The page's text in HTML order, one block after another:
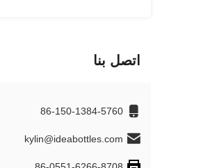
اتصل بنا
86-150-1384-5760
kylin@ideabottles.com